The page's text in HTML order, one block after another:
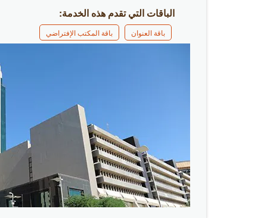
الباقات التي تقدم هذه الخدمة:
باقة العنوان باقة المكتب الإفتراضي